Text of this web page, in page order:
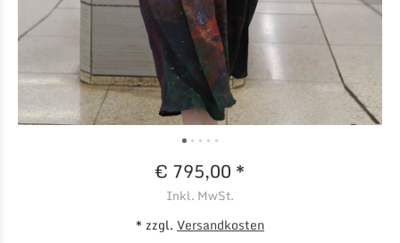
€ 795,00 *
Inkl. MwSt.
* zzgl. Versandkosten